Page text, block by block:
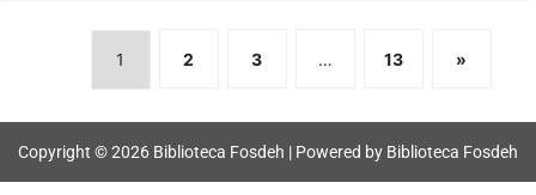
1 2 3 … 13 »
Copyright © 2026 Biblioteca Fosdeh | Powered by Biblioteca Fosdeh